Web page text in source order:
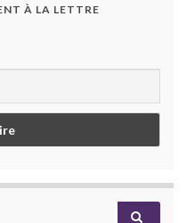
À LA LETTRE